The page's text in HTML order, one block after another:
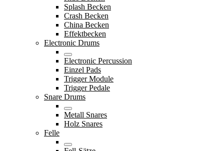
Splash Becken
Crash Becken
China Becken
Effektbecken
Electronic Drums
Electronic Percussion
Einzel Pads
Trigger Module
Trigger Pedale
Snare Drums
Metall Snares
Holz Snares
Felle